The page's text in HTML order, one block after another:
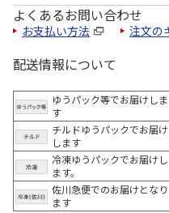
よくあるお問い合わせ
お支払い方法 注文の
配送情報について
ゆうパック等でお届けしま
す
チルドゆうパックでお届け
します
冷凍ゆうパックでお届けし
ます。
佐川急便でのお届けとなり
ます